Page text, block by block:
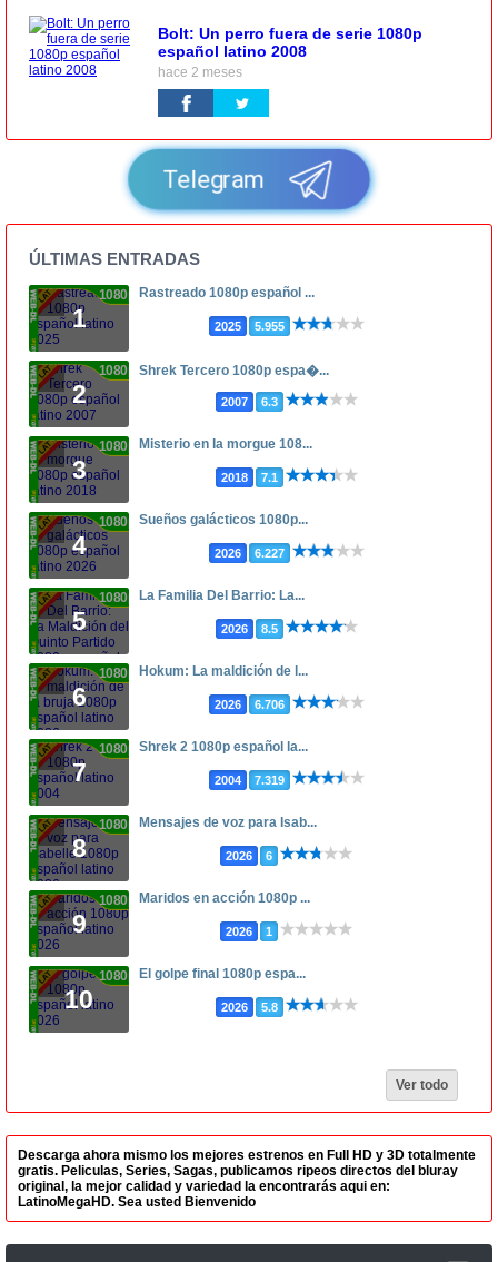
Bolt: Un perro fuera de serie 1080p
español latino 2008
hace 2 meses
Telegram
ÚLTIMAS ENTRADAS
1
1080p Rastreado 1080p español ...
2025 5.955
2
1080p Shrek Tercero 1080p espa�...
2007 6.3
3
1080p Misterio en la morgue 108...
2018 7.1
4
1080p Sueños galácticos 1080p...
2026 6.227
5
1080p La Familia Del Barrio: La...
2026 8.5
6
1080p Hokum: La maldición de l...
2026 6.706
7
1080p Shrek 2 1080p español la...
2004 7.319
8
1080p Mensajes de voz para Isab...
2026 6
9
1080p Maridos en acción 1080p ...
2026 1
10
1080p El golpe final 1080p espa...
2026 5.8
Ver todo
Descarga ahora mismo los mejores estrenos en Full HD y 3D totalmente
gratis. Peliculas, Series, Sagas, publicamos ripeos directos del bluray
original, la mejor calidad y variedad la encontrarás aqui en:
LatinoMegaHD. Sea usted Bienvenido